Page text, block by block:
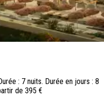
: 7 nuits. Durée en jours : 8
de 395 €